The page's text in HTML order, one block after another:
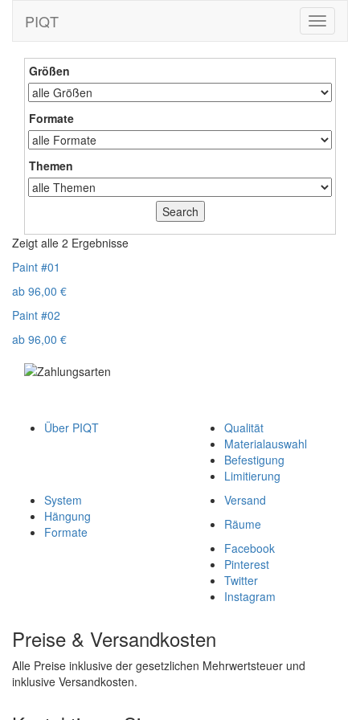
Toggle
PIQT
Größen
Formate
Themen
Zeigt alle 2 Ergebnisse
Paint #01
ab 96,00 €
Paint #02
ab 96,00 €
Über PIQT
Qualität
Materialauswahl
Befestigung
Limitierung
System
Hängung
Formate
Versand
Räume
Facebook
Pinterest
Twitter
Instagram
Preise & Versandkosten
Alle Preise inklusive der gesetzlichen Mehrwertsteuer und
inklusive Versandkosten.